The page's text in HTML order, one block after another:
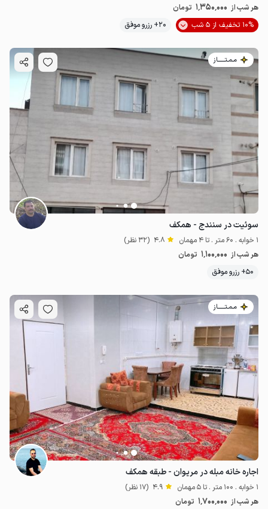
هر شب از 1٬350٬000 تومان
10% تخفیف از 5 شب
20+ رزرو موفق
مـمـتــــــاز
سوئیت در سنندج - همکف
1 خوابه . 60 متر . تا 4 مهمان 4.8 (32 نظر)
هر شب از 1٬100٬000 تومان
50+ رزرو موفق
مـمـتــــــاز
اجاره خانه مبله در مریوان - طبقه همکف
1 خوابه . 100 متر . تا 5 مهمان 4.9 (17 نظر)
هر شب از 1٬700٬000 تومان